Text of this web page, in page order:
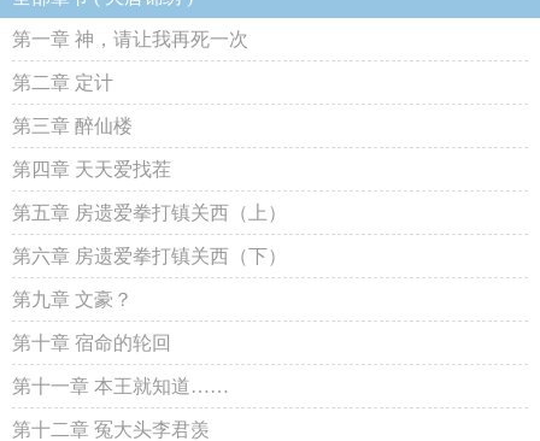
第一章 神，请让我再死一次
第二章 定计
第三章 醉仙楼
第四章 天天爱找茬
第五章 房遗爱拳打镇关西（上）
第六章 房遗爱拳打镇关西（下）
第九章 文豪？
第十章 宿命的轮回
第十一章 本王就知道……
第十二章 冤大头李君羡